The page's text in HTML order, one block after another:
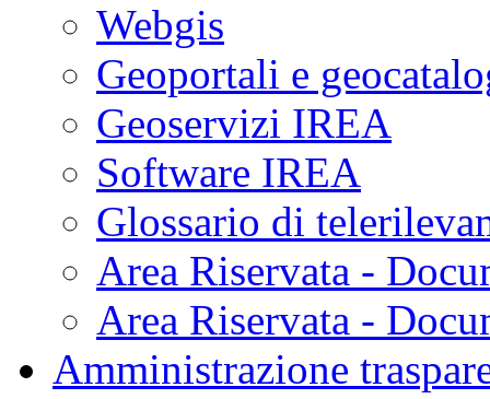
Webgis
Geoportali e
Geoservizi IREA
Software IREA
Glossario di
Area Riservata -
Area Riservata -
Amministrazione